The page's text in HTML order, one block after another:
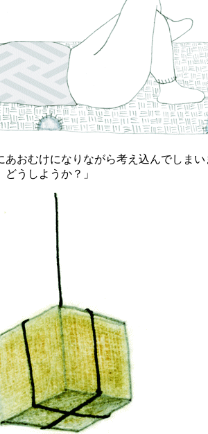
おむけになりながら考え込んでしまい
うしようか？」